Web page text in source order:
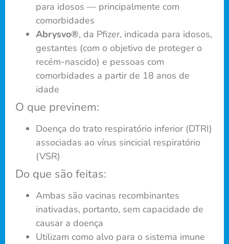
para idosos — principalmente com
comorbidades
Abrysvo®, da Pfizer, indicada para idosos,
gestantes (com o objetivo de proteger o
recém-nascido) e pessoas com
comorbidades a partir de 18 anos de
idade
O que previnem:
Doença do trato respiratório inferior (DTRI)
associadas ao vírus sincicial respiratório
(VSR)
Do que são feitas:
Ambas são vacinas recombinantes
inativadas, portanto, sem capacidade de
causar a doença
Utilizam como alvo para o sistema imune